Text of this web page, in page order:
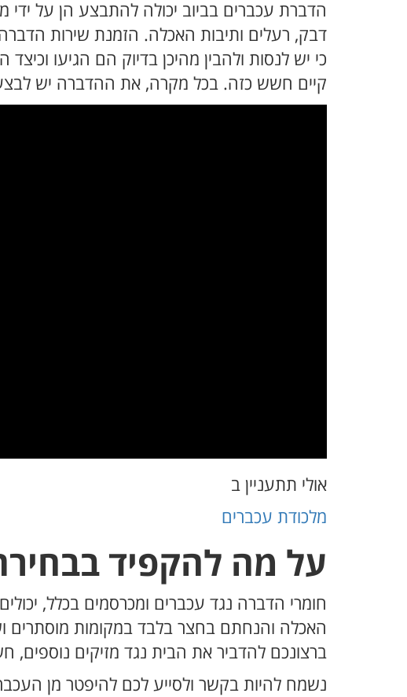
הדברת עכברים בביוב יכולה להתבצע הן על ידי
דבק, רעלים ותיבות האכלה. הזמנת שירות
כי יש לנסות ולהבין מהיכן בדיוק הם הגיעו
קיים חשש כזה. בכל מקרה, את ההדברה יש
אולי תתעניין ב
מלכודת עכברים
על מה להקפיד
חומרי הדברה נגד עכברים ומכרסמים בכלל,
האכלה והנחתם בחצר בלבד במקומות מוסתרים
ברצונכם להדביר את הבית נגד מזיקים
נשמח להיות בקשר ולסייע לכם להיפטר מן